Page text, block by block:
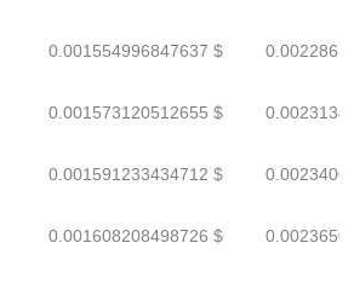
0.001554996847637 $
0.001573120512655 $
0.001591233434712 $
0.001608208498726 $